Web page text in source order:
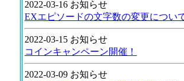
2022-03-16 お知らせ
EXエピソードの文字数の変更につい
2022-03-15 お知らせ
コインキャンペーン開催！
2022-03-09 お知らせ